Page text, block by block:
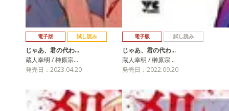
電子版 試し読み
じゃあ、君の代わ…
蔵人幸明 / 榊原宗…
発売日：2023.04.20
電子版 試し読み
じゃあ、君の代わ…
蔵人幸明 / 榊原宗…
発売日：2022.09.20